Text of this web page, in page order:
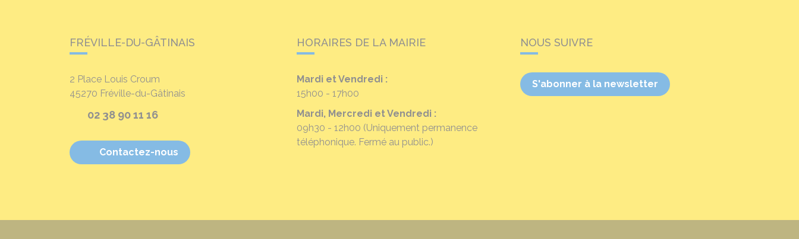
FRÉVILLE-DU-GÂTINAIS
2 Place Louis Croum
45270 Fréville-du-Gâtinais
02 38 90 11 16
Contactez-nous
HORAIRES DE LA MAIRIE
Mardi et Vendredi :
15h00 - 17h00
Mardi, Mercredi et Vendredi :
09h30 - 12h00 (Uniquement permanence
téléphonique. Fermé au public.)
NOUS SUIVRE
S'abonner à la newsletter